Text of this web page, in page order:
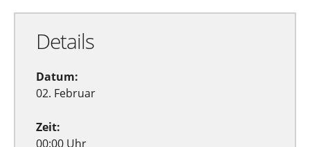
Details
Datum:
02. Februar
Zeit:
00:00 Uhr